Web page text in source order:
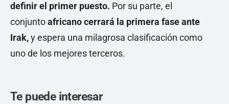
definir el primer puesto. Por su parte, el
conjuntoafricano cerrará la primera fase ante
Irak,y espera una milagrosa clasificación como
uno de los mejores terceros.
Te puede interesar